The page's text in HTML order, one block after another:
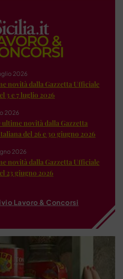
2026
novità dalla Gazzetta Ufficiale
3 e 7 luglio 2026
2026
novità dalla Gazzetta
del 26 e 30 giugno 2026
2026
novità dalla Gazzetta Ufficiale
23 giugno 2026
Lavoro & Concorsi